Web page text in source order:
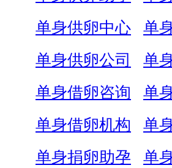
单身供卵中心
单
单身供卵公司
单
单身借卵咨询
单
单身借卵机构
单
单身捐卵助孕
单